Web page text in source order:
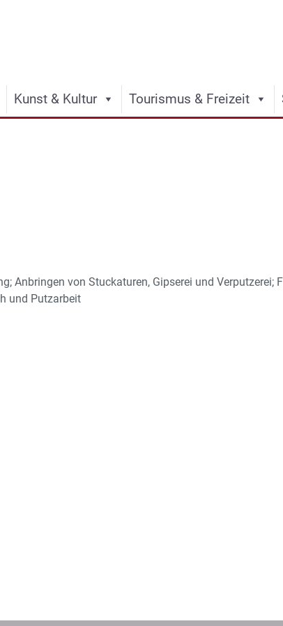
Kunst & Kultur Tourismus & Freizeit
Anbringen von Stuckaturen, Gipserei und Verputzerei;
und Putzarbeit